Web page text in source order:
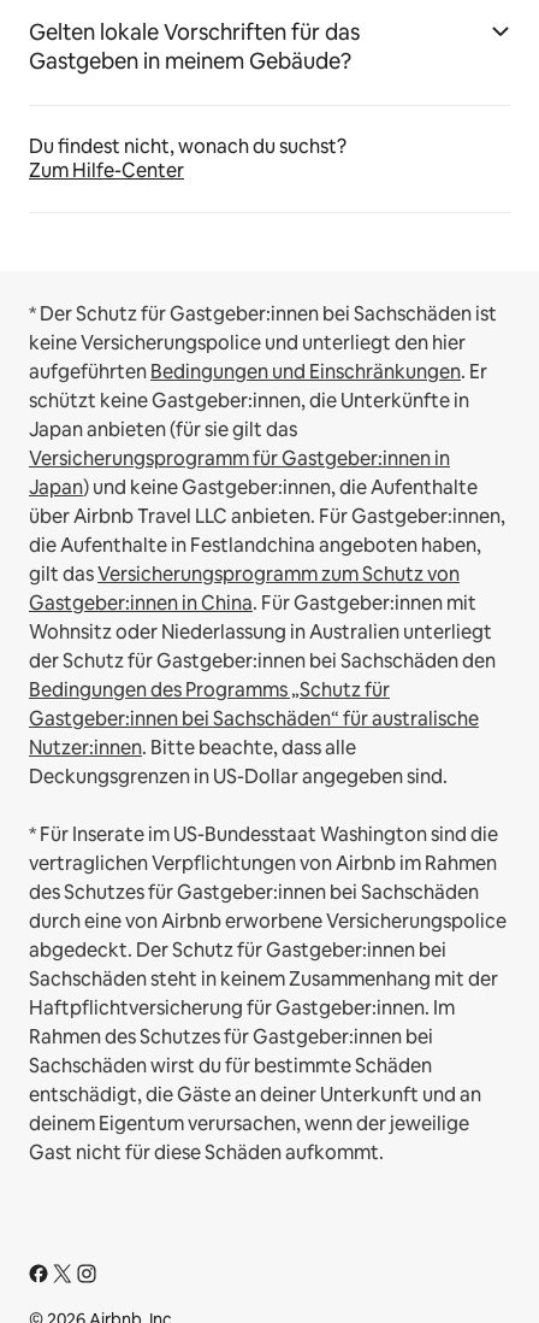
Gelten lokale Vorschriften für das
Gastgeben in meinem Gebäude?
Du findest nicht, wonach du suchst?
Zum Hilfe-Center
* Der Schutz für Gastgeber:innen bei Sachschäden ist
keine Versicherungspolice und unterliegt den hier
aufgeführtenBedingungen und Einschränkungen. Er
schützt keine Gastgeber:innen, die Unterkünfte in
Japan anbieten (für sie gilt das
Versicherungsprogramm für Gastgeber:innen in
Japan) und keine Gastgeber:innen, die Aufenthalte
über Airbnb Travel LLC anbieten. Für Gastgeber:innen,
die Aufenthalte in Festlandchina angeboten haben,
gilt dasVersicherungsprogramm zum Schutz von
Gastgeber:innen in China. Für Gastgeber:innen mit
Wohnsitz oder Niederlassung in Australien unterliegt
der Schutz für Gastgeber:innen bei Sachschäden den
Bedingungen des Programms „Schutz für
Gastgeber:innen bei Sachschäden“ für australische
Nutzer:innen. Bitte beachte, dass alle
Deckungsgrenzen in US-Dollar angegeben sind.
* Für Inserate im US-Bundesstaat Washington sind die
vertraglichen Verpflichtungen von Airbnb im Rahmen
des Schutzes für Gastgeber:innen bei Sachschäden
durch eine von Airbnb erworbene Versicherungspolice
abgedeckt. Der Schutz für Gastgeber:innen bei
Sachschäden steht in keinem Zusammenhang mit der
Haftpflichtversicherung für Gastgeber:innen. Im
Rahmen des Schutzes für Gastgeber:innen bei
Sachschäden wirst du für bestimmte Schäden
entschädigt, die Gäste an deiner Unterkunft und an
deinem Eigentum verursachen, wenn der jeweilige
Gast nicht für diese Schäden aufkommt.